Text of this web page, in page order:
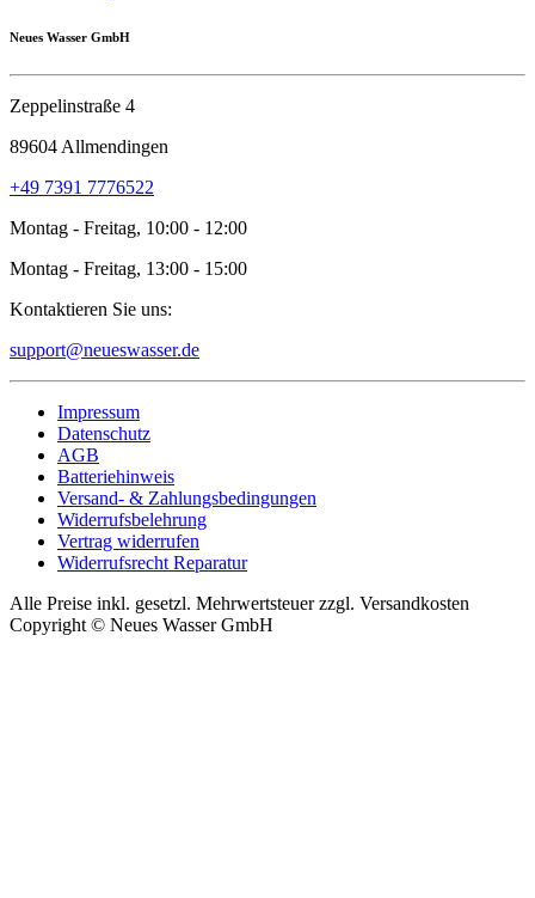
Neues Wasser GmbH
Zeppelinstraße 4
89604 Allmendingen
+49 7391 7776522
Montag - Freitag, 10:00 - 12:00
Montag - Freitag, 13:00 - 15:00
Kontaktieren Sie uns:
support@neueswasser.de
Impressum
Datenschutz
AGB
Batteriehinweis
Versand- & Zahlungsbedingungen
Widerrufsbelehrung
Vertrag widerrufen
Widerrufsrecht Reparatur
Alle Preise inkl. gesetzl. Mehrwertsteuer zzgl. Versandkosten
Copyright © Neues Wasser GmbH